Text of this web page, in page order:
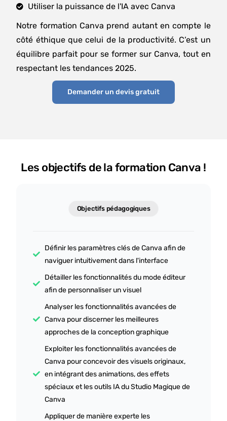
Utiliser la puissance de l'IA avec Canva
Notre formation Canva prend autant en compte le
côté éthique que celui de la productivité. C’est un
équilibre parfait pour se former sur Canva, tout en
respectant les tendances 2025.
Demander un devis gratuit
Les objectifs de la formation Canva !
Objectifs pédagogiques
Définir les paramètres clés de Canva afin de
naviguer intuitivement dans l'interface
Détailler les fonctionnalités du mode éditeur
afin de personnaliser un visuel
Analyser les fonctionnalités avancées de
Canva pour discerner les meilleures
approches de la conception graphique
Exploiter les fonctionnalités avancées de
Canva pour concevoir des visuels originaux,
en intégrant des animations, des effets
spéciaux et les outils IA du Studio Magique de
Canva
Appliquer de manière experte les